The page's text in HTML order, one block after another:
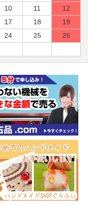
10 11
12
17 18
19
24 25
26